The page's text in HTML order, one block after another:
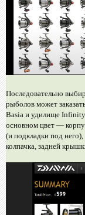
Последовательно
рыболов может
Basia и удилище
основном цвет —
(и подкладки под
колпачка, задней